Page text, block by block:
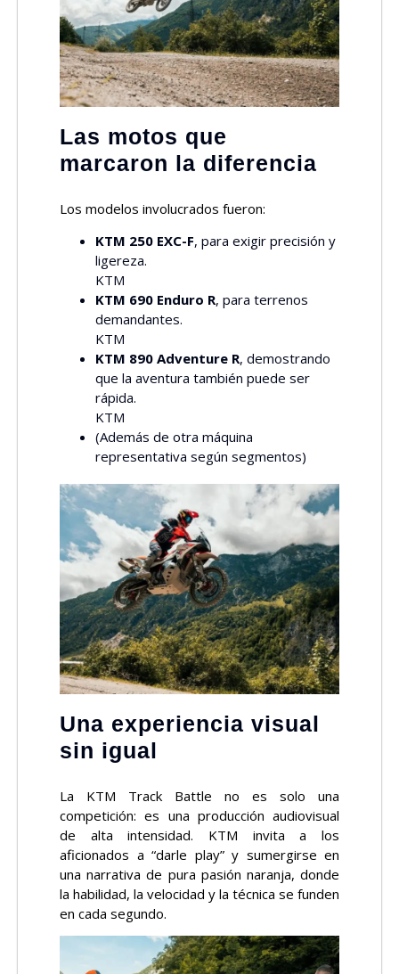
Las motos que
marcaron la diferencia
Los modelos involucrados fueron:
KTM 250 EXC-F, para exigir precisión y
ligereza.
KTM
KTM 690 Enduro R, para terrenos
demandantes.
KTM
KTM 890 Adventure R, demostrando
que la aventura también puede ser
rápida.
KTM
(Además de otra máquina
representativa según segmentos)
Una experiencia visual
sin igual
La KTM Track Battle no es solo una
competición: es una producción audiovisual
de alta intensidad. KTM invita a los
aficionados a “darle play” y sumergirse en
una narrativa de pura pasión naranja, donde
la habilidad, la velocidad y la técnica se funden
en cada segundo.